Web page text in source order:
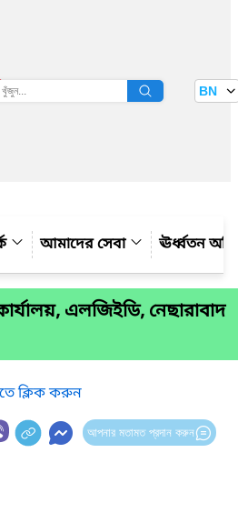
তথ্য বাতায়ন BN
আমাদের সেবা ঊর্ধ্বতন
এলজিইডি, নেছারাবাদ
ক্লিক করুন
আপনার মতামত প্রদান করুন